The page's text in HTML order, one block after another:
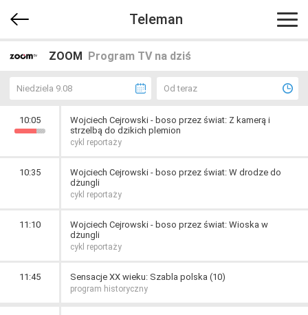
Teleman
ZOOM Program TV na dziś
Niedziela 9.08 Od teraz
10:05
Wojciech Cejrowski - boso przez świat: Z kamerą i
strzelbą do dzikich plemion
cykl reportaży
10:35
Wojciech Cejrowski - boso przez świat: W drodze do
dżungli
cykl reportaży
11:10
Wojciech Cejrowski - boso przez świat: Wioska w
dżungli
cykl reportaży
11:45 Sensacje XX wieku: Szabla polska (10)
program historyczny